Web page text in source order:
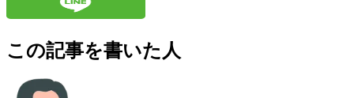
この記事を書いた人